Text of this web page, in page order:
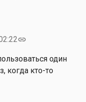
link
один
когда кто-то